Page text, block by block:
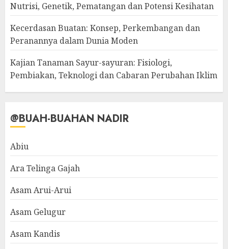
Nutrisi, Genetik, Pematangan dan Potensi Kesihatan
Kecerdasan Buatan: Konsep, Perkembangan dan
Peranannya dalam Dunia Moden
Kajian Tanaman Sayur-sayuran: Fisiologi,
Pembiakan, Teknologi dan Cabaran Perubahan Iklim
@BUAH-BUAHAN NADIR
Abiu
Ara Telinga Gajah
Asam Arui-Arui
Asam Gelugur
Asam Kandis